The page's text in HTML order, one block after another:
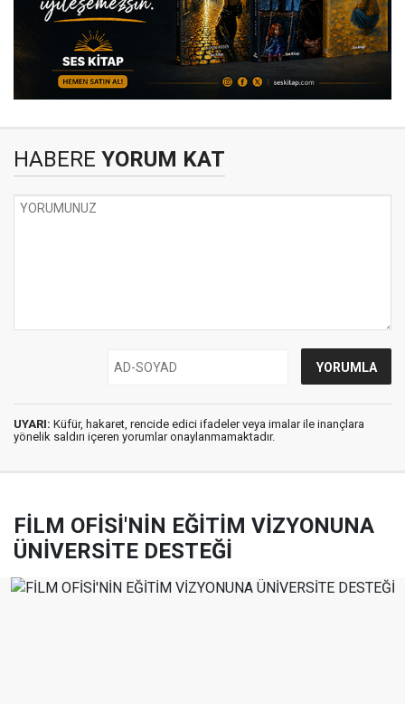
HABERE YORUM KAT
UYARI: Küfür, hakaret, rencide edici ifadeler veya imalar ile inançlara
yönelik saldırı içeren yorumlar onaylanmamaktadır.
FİLM OFİSİ'NİN EĞİTİM VİZYONUNA
ÜNİVERSİTE DESTEĞİ